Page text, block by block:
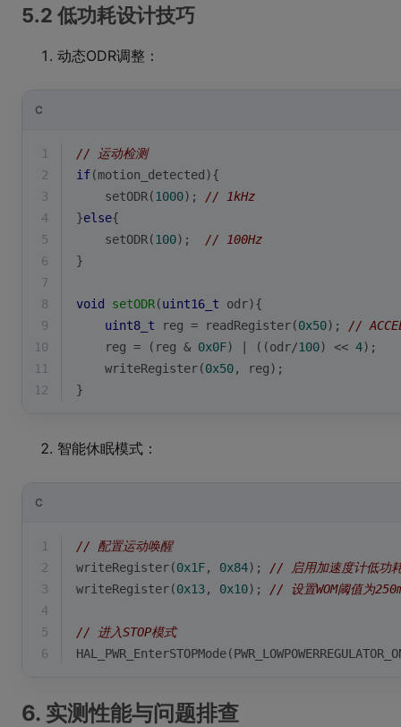
5.2 低功耗设计技巧
动态ODR调整：
C
1
// 运动检测
2
if(motion_detected){
3
    setODR(
1000); // 1kHz
4
}else{
5
    setODR(
100); // 100Hz
6
}
7
8
void setODR(uint16_t odr){
9
uint8_t reg = readRegister(0x50); //
10
    reg = (reg &
0x0F) | ((odr/100) << 4);
11
    writeRegister(
0x50, reg);
12
}
智能休眠模式：
C
1
// 配置运动唤醒
2
writeRegister(0x1F, 0x84); // 启用加速度计低功
3
writeRegister(0x13, 0x10); // 设置WOM阈值为
4
5
// 进入STOP模式
6
6. 实测性能与问题排查